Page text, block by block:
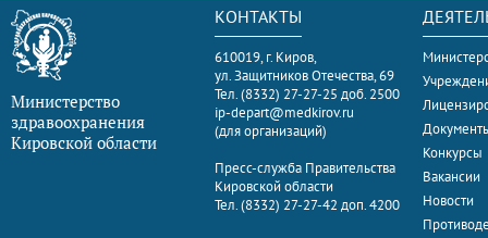
Министерство
здравоохранения
Кировской области
КОНТАКТЫ
610019, г. Киров,
ул. Защитников Отечества, 69
Тел. (8332) 27-27-25 доб. 2500
ip-depart@medkirov.ru
(для организаций)
Пресс-служба Правительства
Кировской области
Тел. (8332) 27-27-42 доп. 4200
Конкурсы
Вакансии
Новости